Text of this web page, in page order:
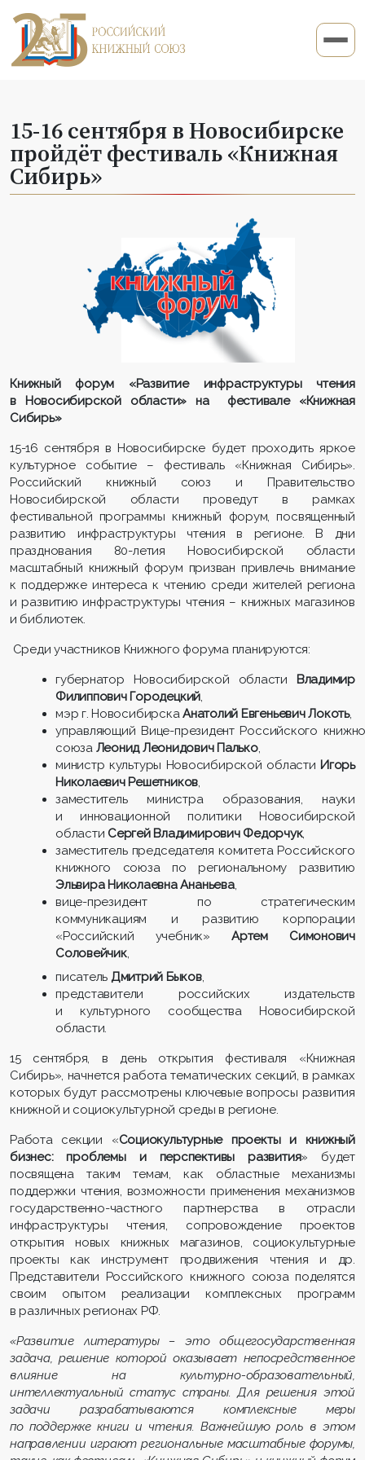
15-16 сентября в Новосибирске
пройдёт фестиваль «Книжная
Сибирь»
Книжный форум «Развитие инфраструктуры чтения
в Новосибирской области» на фестивале «Книжная
Сибирь»
15-16 сентября в Новосибирске будет проходить яркое
культурное событие – фестиваль «Книжная Сибирь».
Российский книжный союз и Правительство
Новосибирской области проведут в рамках
фестивальной программы книжный форум, посвященный
развитию инфраструктуры чтения в регионе. В дни
празднования 80-летия Новосибирской области
масштабный книжный форум призван привлечь внимание
к поддержке интереса к чтению среди жителей региона
и развитию инфраструктуры чтения – книжных магазинов
и библиотек.
Среди участников Книжного форума планируются:
губернатор Новосибирской области
Владимир
Филиппович Городецкий,
мэр г. НовосибирскаАнатолий Евгеньевич Локоть,
управляющий Вице-президент Российского
союза Леонид Леонидович Палько,
министр культуры Новосибирской области Игорь
Николаевич Решетников,
заместитель министра образования, науки
и инновационной политики Новосибирской
области Сергей Владимирович Федорчук,
заместитель председателя комитета Российского
книжного союза по региональному развитию
Эльвира Николаевна Ананьева,
вице-президент по стратегическим
коммуникациям и развитию корпорации
«Российский учебник» Артем Симонович
Соловейчик,
писатель Дмитрий Быков,
представители российских издательств
и культурного сообщества Новосибирской
области.
15 сентября, в день открытия фестиваля «Книжная
Сибирь», начнется работа тематических секций, в рамках
которых будут рассмотрены ключевые вопросы развития
книжной и социокультурной среды в регионе.
Работа секции «Социокультурные проекты и книжный
бизнес: проблемы и перспективы развития» будет
посвящена таким темам, как областные механизмы
поддержки чтения, возможности применения механизмов
государственно-частного партнерства в отрасли
инфраструктуры чтения, сопровождение проектов
открытия новых книжных магазинов, социокультурные
проекты как инструмент продвижения чтения и др.
Представители Российского книжного союза поделятся
своим опытом реализации комплексных программ
в различных регионах РФ.
«Развитие литературы – это общегосударственная
задача, решение которой оказывает непосредственное
влияние на культурно-образовательный,
интеллектуальный статус страны. Для решения этой
задачи разрабатываются комплексные меры
по поддержке книги и чтения. Важнейшую роль в этом
направлении играют региональные масштабные форумы,